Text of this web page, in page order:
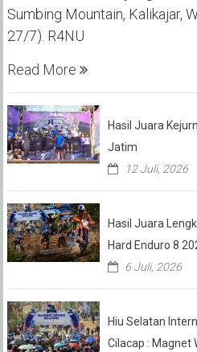
Sumbing Mountain, Kalikajar,
27/7). R4NU
Read More
Hasil Juara
Jatim
12 Juli, 2026
Hasil Juara
Hard Enduro 8
6 Juli, 2026
Hiu Selatan
Cilacap : Magnet